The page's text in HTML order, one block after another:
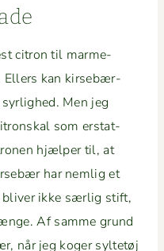
cit­ron til marme­
Ellers kan kirse­bær­
Men jeg
som erstat­
hjælper til, at
har nem­lig et
bliv­er ikke særlig stift,
Af samme grund
når jeg koger syl­tetøj